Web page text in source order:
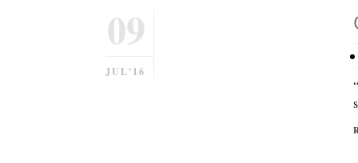
09
JUL'16